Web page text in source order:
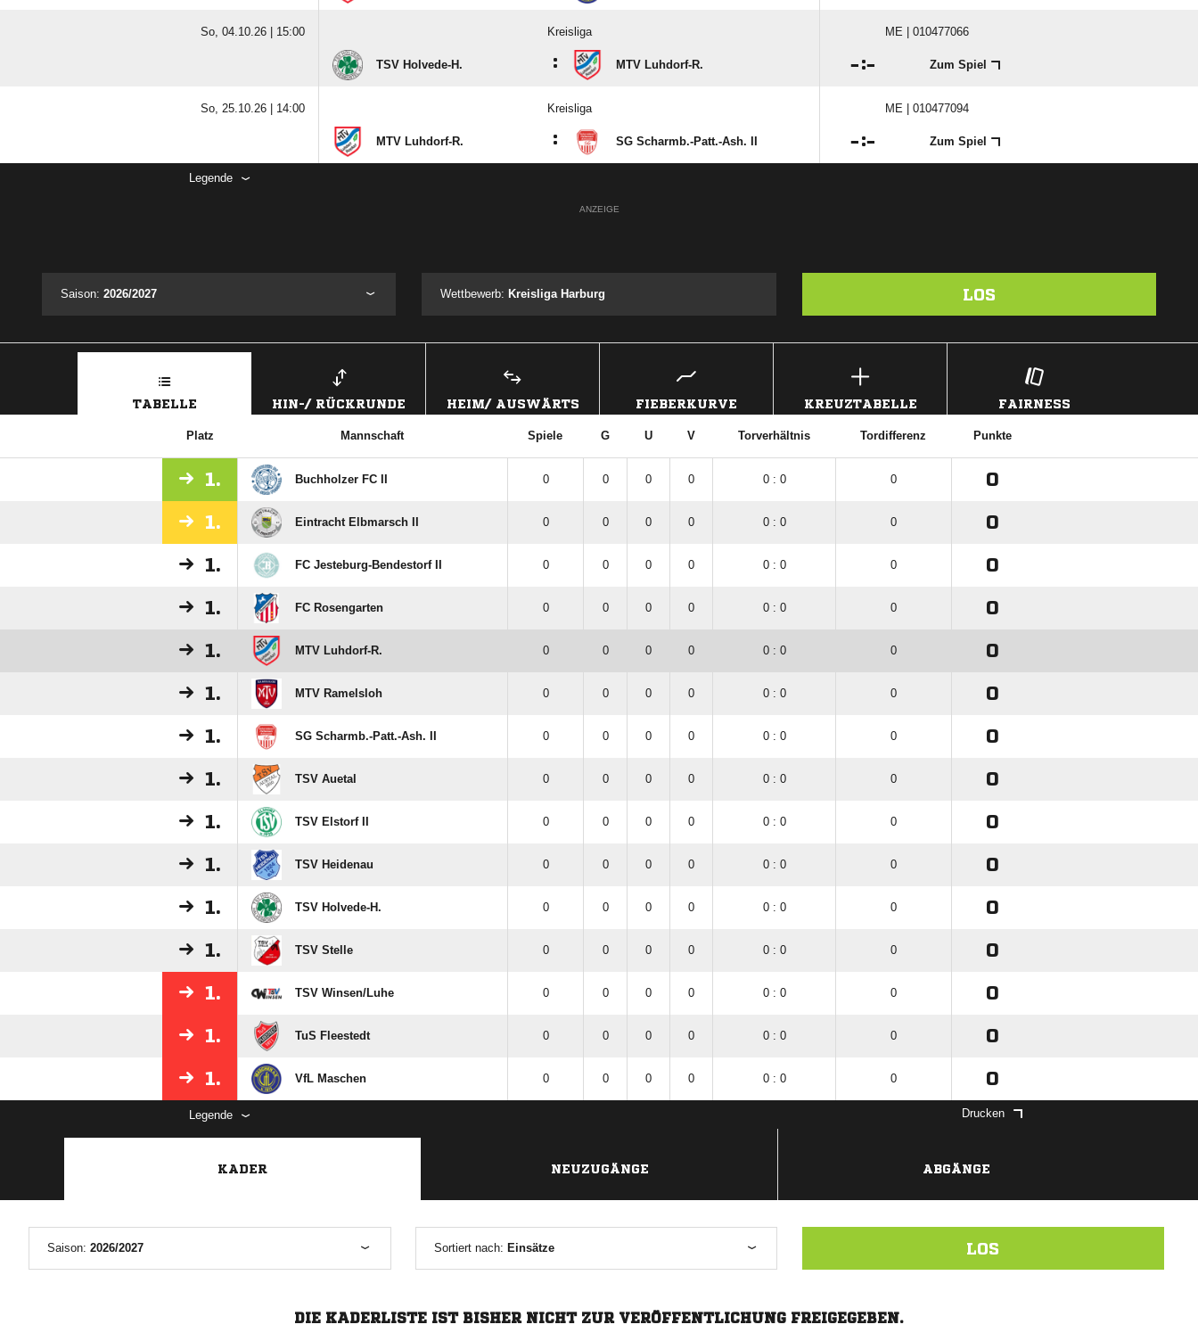
So, 04.10.26 | 15:00 Kreisliga ME | 010477066
TSV Holvede-H. : MTV Luhdorf-R. : Zum Spiel
So, 25.10.26 | 14:00 Kreisliga ME | 010477094
MTV Luhdorf-R. : SG Scharmb.-Patt.-Ash. II : Zum Spiel
Legende
ANZEIGE
Saison: 2026/2027 Wettbewerb: Kreisliga Harburg LOS
TABELLE HIN-/ RÜCKRUNDE HEIM/ AUSWÄRTS FIEBERKURVE KREUZTABELLE FAIRNESS
Platz Mannschaft Spiele G U V Torverhältnis Tordifferenz Punkte
1. Buchholzer FC II 0 0 0 0 0 : 0 0 0
1. Eintracht Elbmarsch II 0 0 0 0 0 : 0 0 0
1. FC Jesteburg-Bendestorf II 0 0 0 0 0 : 0 0 0
1. FC Rosengarten 0 0 0 0 0 : 0 0 0
1. MTV Luhdorf-R. 0 0 0 0 0 : 0 0 0
1. MTV Ramelsloh 0 0 0 0 0 : 0 0 0
1. SG Scharmb.-Patt.-Ash. II 0 0 0 0 0 : 0 0 0
1. TSV Auetal 0 0 0 0 0 : 0 0 0
1. TSV Elstorf II 0 0 0 0 0 : 0 0 0
1. TSV Heidenau 0 0 0 0 0 : 0 0 0
1. TSV Holvede-H. 0 0 0 0 0 : 0 0 0
1. TSV Stelle 0 0 0 0 0 : 0 0 0
1. TSV Winsen/​Luhe 0 0 0 0 0 : 0 0 0
1. TuS Fleestedt 0 0 0 0 0 : 0 0 0
1. VfL Maschen 0 0 0 0 0 : 0 0 0
Legende Drucken
KADER NEUZUGÄNGE ABGÄNGE
Saison: 2026/2027 Sortiert nach: Einsätze LOS
DIE KADERLISTE IST BISHER NICHT ZUR VERÖFFENTLICHUNG FREIGEGEBEN.